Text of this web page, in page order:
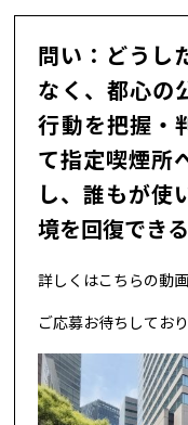
問い：どうし
なく、都心の
行動を把握・
て指定喫煙所
し、誰もが使
境を回復でき
詳しくはこちらの動
ご応募お待ちしてお